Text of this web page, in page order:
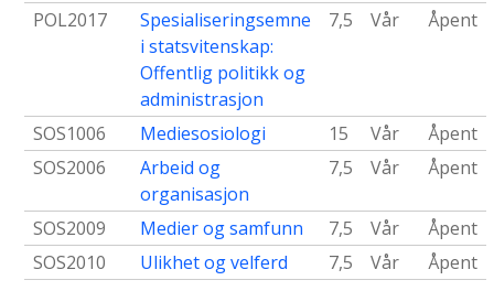
POL2017
Spesialiseringsemne
i statsvitenskap:
Offentlig politikk og
administrasjon
7,5 Vår Åpent
SOS1006 Mediesosiologi 15 Vår
Åpent
SOS2006
Arbeid og
organisasjon
7,5 Vår Åpent
SOS2009 Medier og samfunn 7,5 Vår
Åpent
SOS2010
Ulikhet og velferd 7,5 Vår
Åpent